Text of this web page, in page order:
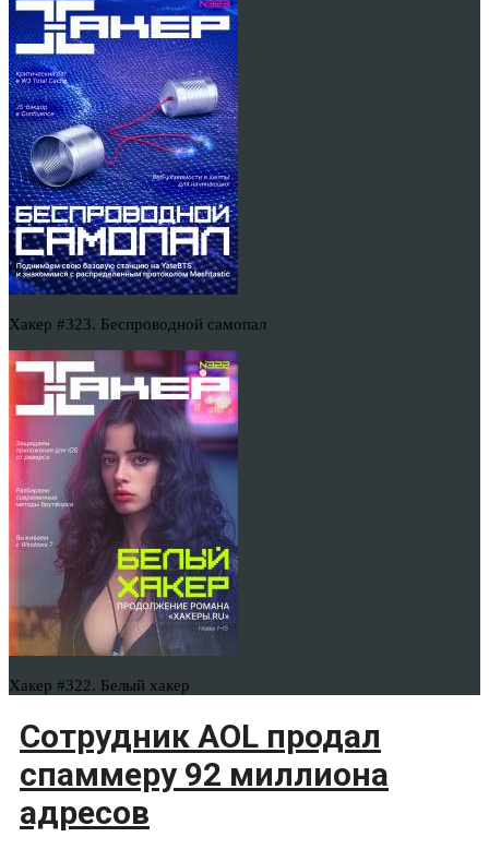
Хакер #323. Беспроводной самопал
Хакер #322. Белый хакер
Сотрудник AOL продал
спаммеру 92 миллиона
адресов